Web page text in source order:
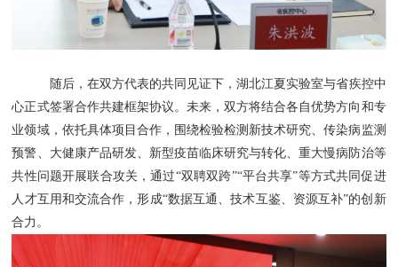
随后，在双方代表的共同见证下，湖北江夏实验室与省疾控中
心正式签署合作共建框架协议。未来，双方将结合各自优势方向和专
业领域，依托具体项目合作，围绕检验检测新技术研究、传染病监测
预警、大健康产品研发、新型疫苗临床研究与转化、重大慢病防治等
共性问题开展联合攻关，通过“双聘双跨”“平台共享”等方式共同促进
人才互用和交流合作，形成“数据互通、技术互鉴、资源互补”的创新
合力。